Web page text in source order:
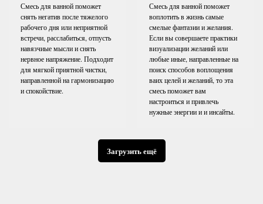
Смесь для ванной поможет
снять негатив после тяжелого
рабочего дня или неприятной
встречи, расслабиться, отпусть
навязчиые мысли и снять
нервное напряжение. Подходит
для мягкой приятной чистки,
направленной на гармонизацию
и спокойствие.
Смесь для ванной поможет
воплотить в жизнь самые
смелые фантазии и желания.
Если вы совершаете практики
визуализации желаний или
любые иные, направленные на
поиск способов воплощения
ваих целей и желаний, то эта
смесь поможет вам
настроиться и привлечь
нужные энергии и и инсайты.
Загрузить ещё